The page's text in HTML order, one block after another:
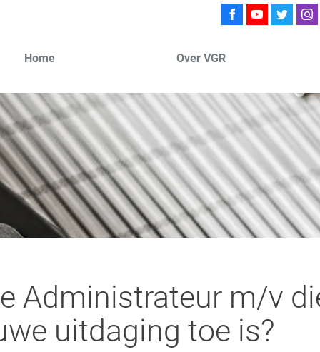
Home Over VGR
Administrateur m/v
uitdaging toe is?